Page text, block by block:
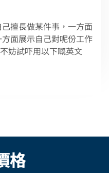
擅長做某件事，一方面
面展示自己對呢份工作
妨試吓用以下嘅英文
格